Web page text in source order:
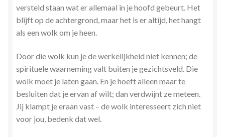
Wie ben ik
Winkel
Zielsgeoriënteerde Jobcoaching
versteld staan wat er allemaal in je hoofd gebeurt. Het
blijft op de achtergrond, maar het is er altijd, het hangt
als een wolk om je heen.
Door die wolk kun je de werkelijkheid niet kennen; de
spirituele waarneming valt buiten je gezichtsveld. Die
wolk moet je laten gaan. En je hoeft alleen maar te
besluiten dat je ervan af wilt; dan verdwijnt ze meteen.
Jij klampt je eraan vast – de wolk interesseert zich niet
voor jou, bedenk dat wel.